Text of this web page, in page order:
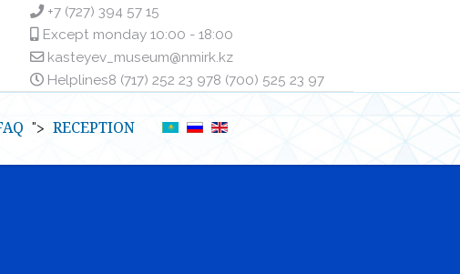
+7 (727) 394 57 15
Except monday 10:00 - 18:00
kasteyev_museum@nmirk.kz
Helplinesㅤ8 (717) 252 23 97ㅤㅤ8 (700) 525 23 97
"> RECEPTION